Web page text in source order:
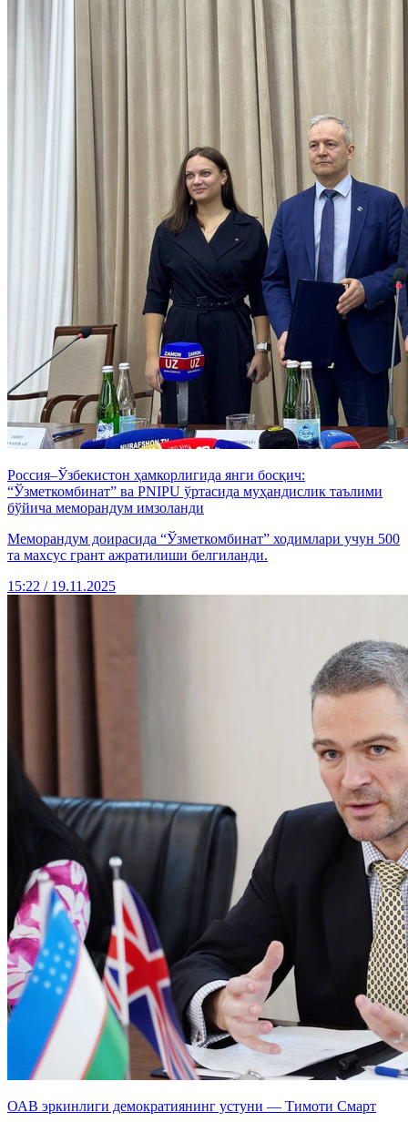
Россия–Ўзбекистон ҳамкорлигида янги босқич:
“Ўзметкомбинат” ва PNIPU ўртасида муҳандислик таълими
бўйича меморандум имзоланди
Меморандум доирасида “Ўзметкомбинат” ходимлари учун 500
та махсус грант ажратилиши белгиланди.
15:22 / 19.11.2025
ОАВ эркинлиги демократиянинг устуни — Тимоти Смарт